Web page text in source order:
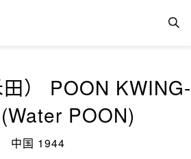
田） POON KWING-
POON)
中国 1944